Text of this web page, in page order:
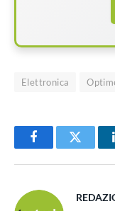
Elettronica
FacebookTwitter